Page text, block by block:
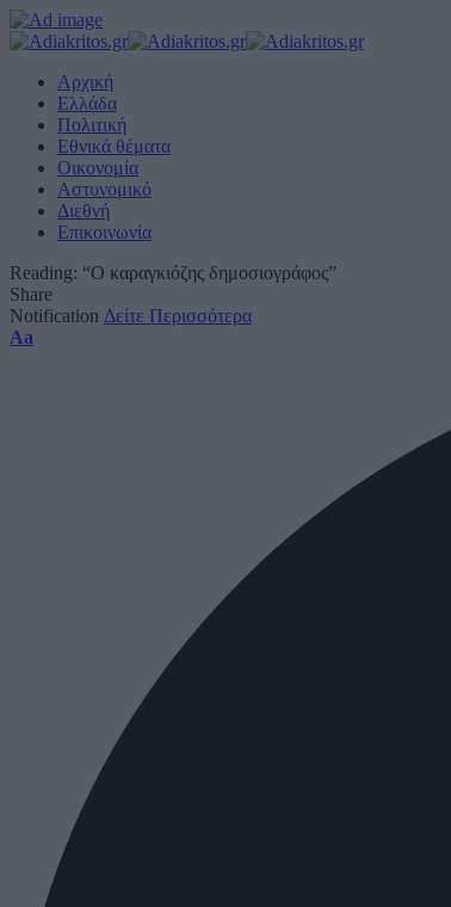
Αρχική
Ελλάδα
Πολιτική
Εθνικά θέματα
Οικονομία
Αστυνομικό
Διεθνή
Επικοινωνία
Reading: “Ο καραγκιόζης δημοσιογράφος”
Share
Notification Δείτε Περισσότερα
Font
Aa